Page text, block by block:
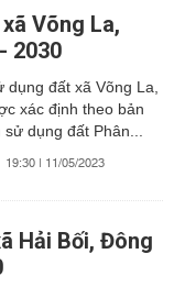
Võng La,
2030
dụng đất xã Võng La,
xác định theo bản
dụng đất Phân...
19:30 | 11/05/2023
Hải Bối, Đông